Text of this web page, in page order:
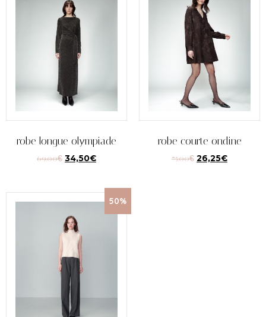
robe longue olympiade
69,00€ 34,50€
robe courte ondine
75,00€ 26,25€
50%